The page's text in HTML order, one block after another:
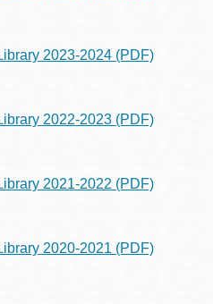
2023-2024 (PDF)
2022-2023 (PDF)
2021-2022 (PDF)
2020-2021 (PDF)